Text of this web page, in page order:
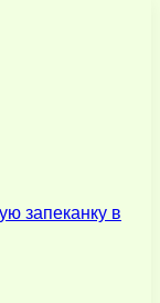
запеканку в